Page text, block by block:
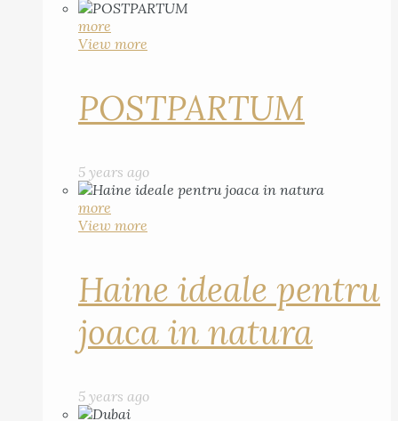
more
View more
POSTPARTUM
5 years ago
more
View more
Haine ideale pentru
joaca in natura
5 years ago